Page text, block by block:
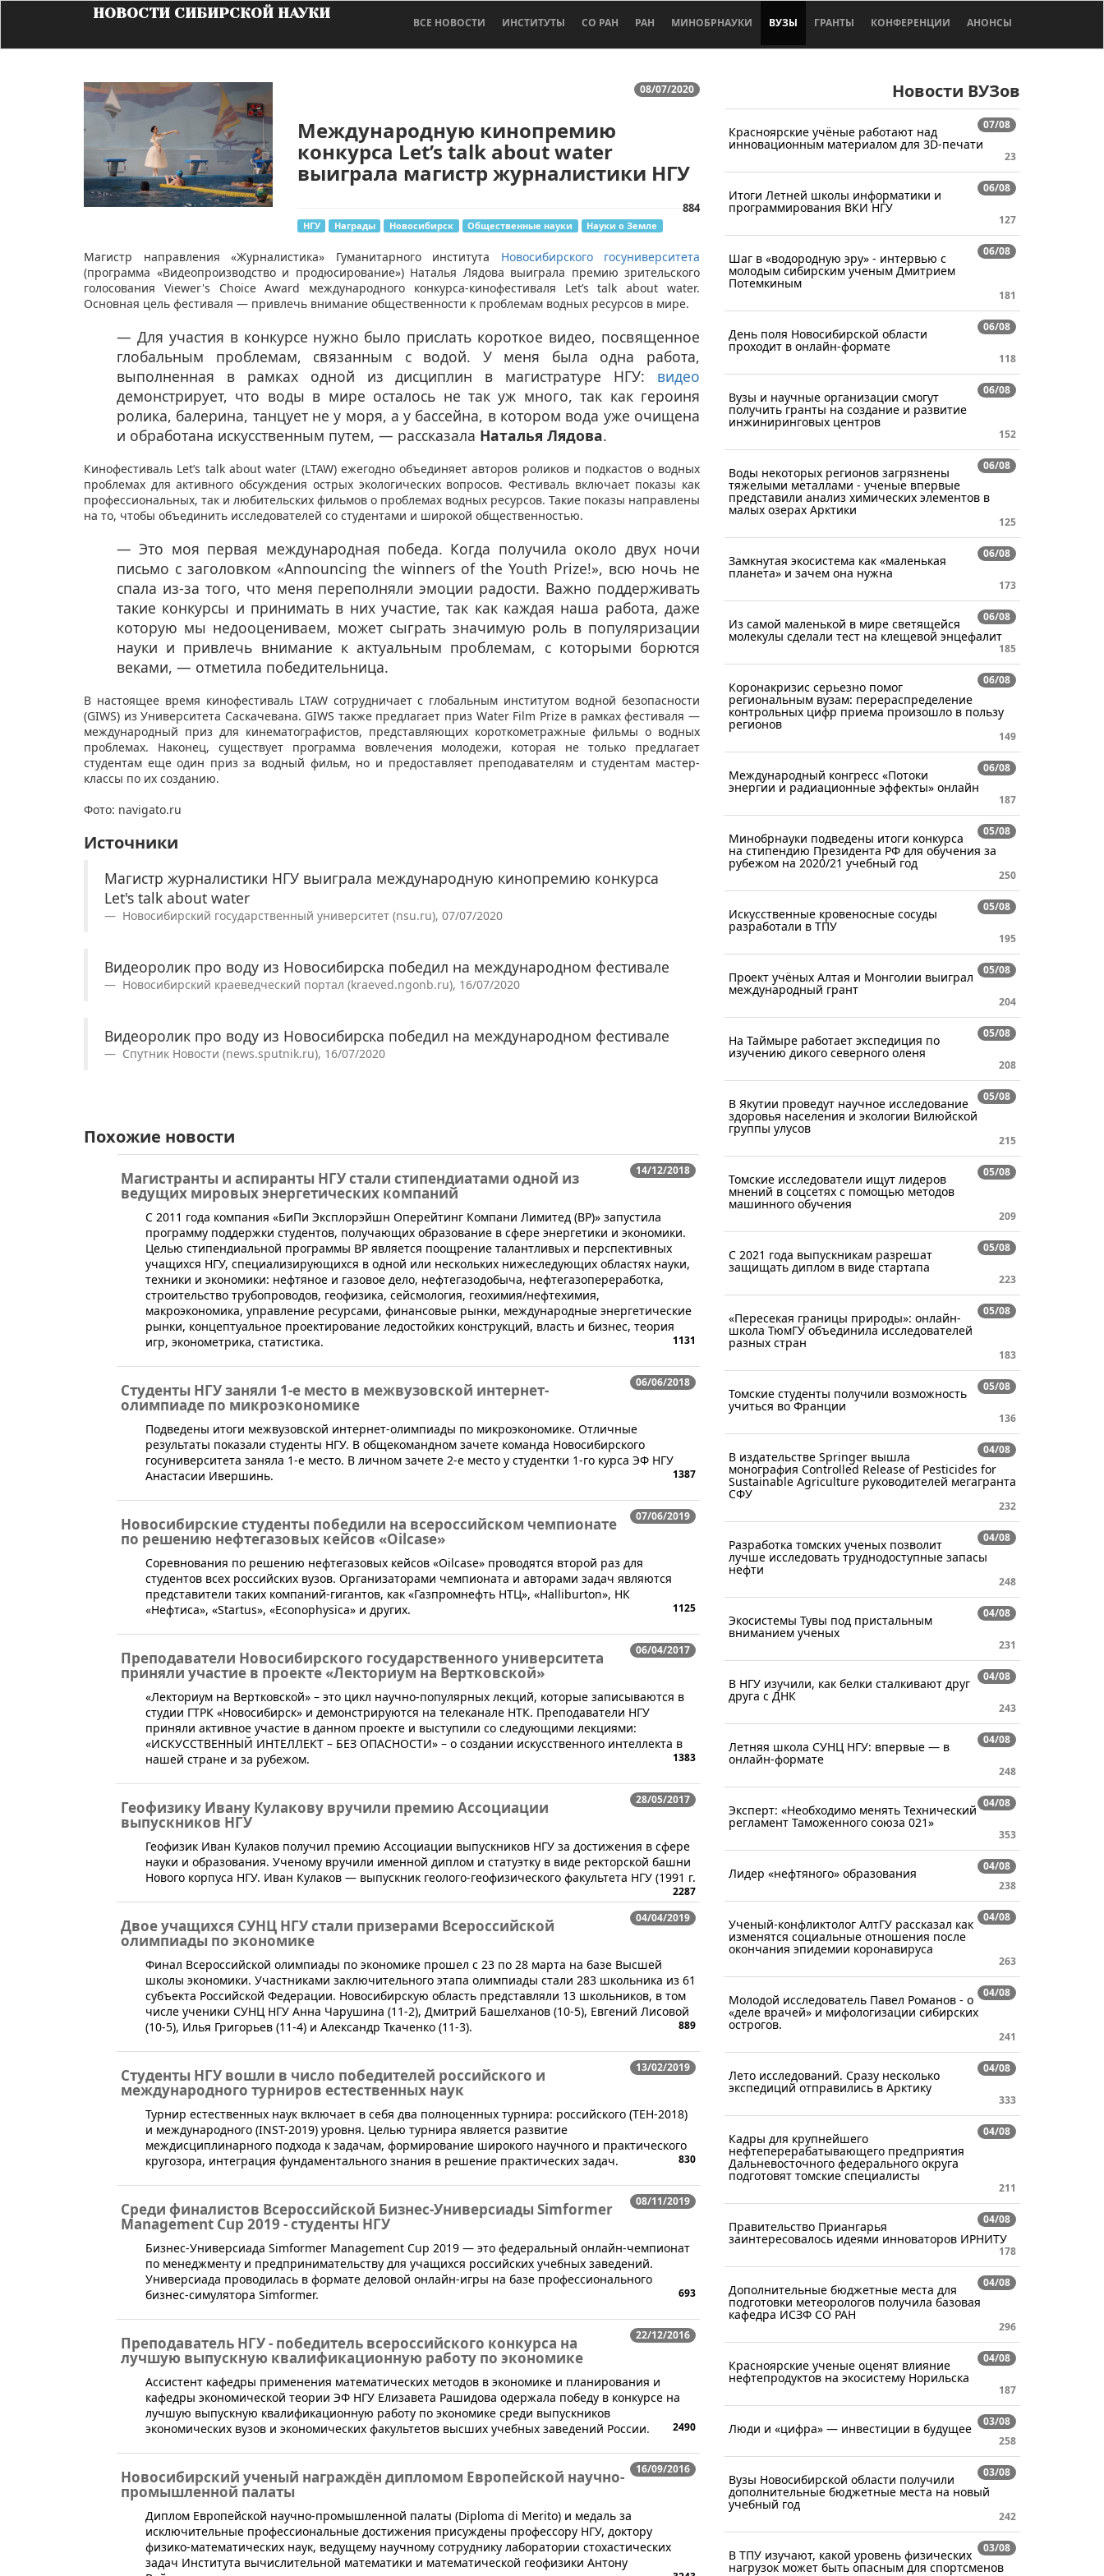
НОВОСТИ СИБИРСКОЙ НАУКИ
ВСЕ НОВОСТИ ИНСТИТУТЫ СО РАН РАН МИНОБРНАУКИ ВУЗЫ ГРАНТЫ КОНФЕРЕНЦИИ АНОНСЫ
08/07/2020
Международную кинопремию
конкурса Let’s talk about water
выиграла магистр журналистики НГУ
884
НГУ Награды Новосибирск Общественные науки Науки о Земле
​Магистр направления «Журналистика» Гуманитарного института Новосибирского госуниверситета​
(программа «Видеопроизводство и продюсирование») Наталья Лядова выиграла премию зрительского
голосования Viewer's Choice Award международного конкурса-кинофестиваля Let’s talk about water.
Основная цель фестиваля — привлечь внимание общественности к проблемам водных ресурсов в мире. ​​
— Для участия в конкурсе нужно было прислать короткое видео, посвященное
глобальным проблемам, связанным с водой. У меня была одна работа,
выполненная в рамках одной из дисциплин в магистратуре НГУ: видео
демонстрирует, что воды в мире осталось не так уж много, так как героиня
ролика, балерина, танцует не у моря, а у бассейна, в котором вода уже очищена
и обработана искусственным путем, — рассказала Наталья Лядова.
Кинофестиваль Let’s talk about water (LTAW) ежегодно объединяет авторов роликов и подкастов о водных
проблемах для активного обсуждения острых экологических вопросов. Фестиваль включает показы как
профессиональных, так и любительских фильмов о проблемах водных ресурсов. Такие показы направлены
на то, чтобы объединить исследователей со студентами и широкой общественностью.
— Это моя первая международная победа. Когда получила около двух ночи
письмо с заголовком «Announcing the winners of the Youth Prize!», всю ночь не
спала из-за того, что меня переполняли эмоции радости. Важно поддерживать
такие конкурсы и принимать в них участие, так как каждая наша работа, даже
которую мы недооцениваем, может сыграть значимую роль в популяризации
науки и привлечь внимание к актуальным проблемам, с которыми борются
веками, — отметила победительница.
В настоящее время кинофестиваль LTAW сотрудничает с глобальным институтом водной безопасности
(GIWS) из Университета Саскачевана. GIWS также предлагает приз Water Film Prize в рамках фестиваля —
международный приз для кинематографистов, представляющих короткометражные фильмы о водных
проблемах. Наконец, существует программа вовлечения молодежи, которая не только предлагает
студентам еще один приз за водный фильм, но и предоставляет преподавателям и студентам мастер-
классы по их созданию.
Фото: navigato.ru​
Источники
Магистр журналистики НГУ выиграла международную кинопремию конкурса
Let's talk about water
Новосибирский государственный университет (nsu.ru), 07/07/2020
Видеоролик про воду из Новосибирска победил на международном фестивале
Новосибирский краеведческий портал (kraeved.ngonb.ru), 16/07/2020
Видеоролик про воду из Новосибирска победил на международном фестивале
Спутник Новости (news.sputnik.ru), 16/07/2020
Похожие новости
14/12/2018
Магистранты и аспиранты НГУ стали стипендиатами одной из
ведущих мировых энергетических компаний
​С 2011 года компания «БиПи Эксплорэйшн Оперейтинг Компани Лимитед (BP)» запустила
программу поддержки студентов, получающих образование в сфере энергетики и экономики.
Целью стипендиальной программы BP является поощрение талантливых и перспективных
учащихся НГУ, специализирующихся в одной или нескольких нижеследующих областях науки,
техники и экономики: нефтяное и газовое дело, нефтегазодобыча, нефтегазопереработка,
строительство трубопроводов, геофизика, сейсмология, геохимия/нефтехимия,
макроэкономика, управление ресурсами, финансовые рынки, международные энергетические
рынки, концептуальное проектирование ледостойких конструкций, власть и бизнес, теория
игр, эконометрика, статистика.
1131
06/06/2018
Студенты НГУ заняли 1-е место в межвузовской интернет-
олимпиаде по микроэкономике
​Подведены итоги межвузовской интернет-олимпиады по микроэкономике. Отличные
результаты показали студенты НГУ. В общекомандном зачете команда Новосибирского
госуниверситета заняла 1-е место. В личном зачете 2-е место у студентки 1-го курса ЭФ НГУ
Анастасии Ивершинь.
1387
07/06/2019
Новосибирские студенты победили на всероссийском чемпионате
по решению нефтегазовых кейсов «Oilcase»
​​Соревнования по решению нефтегазовых кейсов «Oilcase» проводятся второй раз для
студентов всех российских вузов. Организаторами чемпионата и авторами задач являются
представители таких компаний-гигантов, как «Газпромнефть НТЦ», «Halliburton», НК
«Нефтиса», «Startus», «Econophysica» и других.
1125
06/04/2017
Преподаватели Новосибирского государственного университета
приняли участие в проекте «Лекториум на Вертковской»
«Лекториум на Вертковской» – это цикл научно-популярных лекций, которые записываются в
студии ГТРК «Новосибирск» и демонстрируются на телеканале НТК. Преподаватели НГУ
приняли активное участие в данном проекте и выступили со следующими лекциями:
«ИСКУССТВЕННЫЙ ИНТЕЛЛЕКТ – БЕЗ ОПАСНОСТИ» – о создании искусственного интеллекта в
нашей стране и за рубежом.
1383
28/05/2017
Геофизику Ивану Кулакову вручили премию Ассоциации
выпускников НГУ
​Геофизик Иван Кулаков​ получил премию Ассоциации выпускников НГУ за достижения в сфере
науки и образования. Ученому вручили именной диплом и статуэтку в виде ректорской башни
Нового корпуса НГУ. ​Иван Кулаков ― выпускник геолого-геофизического факультета НГУ (1991 г.
2287
04/04/2019
Двое учащихся СУНЦ НГУ стали призерами Всероссийской
олимпиады по экономике
​Финал Всероссийской олимпиады по экономике прошел с 23 по 28 марта на базе Высшей
школы экономики. Участниками заключительного этапа олимпиады стали 283 школьника из 61
субъекта Российской Федерации. Новосибирскую область представляли 13 школьников, в том
числе ученики СУНЦ НГУ Анна Чарушина (11-2), Дмитрий Башелханов (10-5), Евгений Лисовой
(10-5), Илья Григорьев (11-4) и Александр Ткаченко (11-3).
889
13/02/2019
Студенты НГУ вошли в число победителей российского и
международного турниров естественных наук
​Турнир естественных наук включает в себя два полноценных турнира: российского (ТЕН-2018)
и международного (INST-2019) уровня. Целью турнира является развитие
междисциплинарного подхода к задачам, формирование широкого научного и практического
кругозора, интеграция фундаментального знания в решение практических задач.
830
08/11/2019
Среди финалистов Всероссийской Бизнес-Универсиады Simformer
Management Cup 2019 - студенты НГУ
Бизнес-Универсиада Simformer Management Cup 2019 — это федеральный онлайн-чемпионат
по менеджменту и предпринимательству для учащихся российских учебных заведений.
Универсиада проводилась в формате деловой онлайн-игры на базе профессионального
бизнес-симулятора Simformer.
693
22/12/2016
Преподаватель НГУ - победитель всероссийского конкурса на
лучшую выпускную квалификационную работу по экономике
Ассистент кафедры применения математических методов в экономике и планирования и
кафедры экономической теории ЭФ НГУ Елизавета Рашидова одержала победу в конкурсе на
лучшую выпускную квалификационную работу по экономике среди выпускников
экономических вузов и экономических факультетов высших учебных заведений России.
2490
16/09/2016
Новосибирский ученый награждён дипломом Европейской научно-
промышленной палаты
​Диплом Европейской научно-промышленной палаты (Diploma di Merito) и медаль за
исключительные профессиональные достижения присуждены профессору НГУ, доктору
физико-математических наук, ведущему научному сотруднику лаборатории стохастических
задач Института вычислительной математики и математической геофизики Антону
Новости ВУЗов
07/08
Красноярские учёные работают над
инновационным материалом для 3D-печати
23
06/08
Итоги Летней школы информатики и
программирования ВКИ НГУ
127
06/08
Шаг в «водородную эру» - интервью с
молодым сибирским ученым Дмитрием
Потемкиным
181
06/08
День поля Новосибирской области
проходит в онлайн-формате
118
06/08
Вузы и научные организации смогут
получить гранты на создание и развитие
инжиниринговых центров
152
06/08
Воды некоторых регионов загрязнены
тяжелыми металлами - ученые впервые
представили анализ химических элементов в
малых озерах Арктики
125
06/08
Замкнутая экосистема как «маленькая
планета» и зачем она нужна
173
06/08
Из самой маленькой в мире светящейся
молекулы сделали тест на клещевой энцефалит
185
06/08
Коронакризис серьезно помог
региональным вузам: перераспределение
контрольных цифр приема произошло в пользу
регионов
149
06/08
Международный конгресс «Потоки
энергии и радиационные эффекты» онлайн
187
05/08
Минобрнауки подведены итоги конкурса
на стипендию Президента РФ для обучения за
рубежом на 2020/21 учебный год
250
05/08
Искусственные кровеносные сосуды
разработали в ТПУ
195
05/08
Проект учёных Алтая и Монголии выиграл
международный грант
204
05/08
На Таймыре работает экспедиция по
изучению дикого северного оленя
208
05/08
В Якутии проведут научное исследование
здоровья населения и экологии Вилюйской
группы улусов
215
05/08
Томские исследователи ищут лидеров
мнений в соцсетях с помощью методов
машинного обучения
209
05/08
С 2021 года выпускникам разрешат
защищать диплом в виде стартапа
223
05/08
«Пересекая границы природы»: онлайн-
школа ТюмГУ объединила исследователей
разных стран
183
05/08
Томские студенты получили возможность
учиться во Франции
136
04/08
В издательстве Springer вышла
монография Controlled Release of Pesticides for
Sustainable Agriculture руководителей мегагранта
СФУ
232
04/08
Разработка томских ученых позволит
лучше исследовать труднодоступные запасы
нефти
248
04/08
Экосистемы Тувы под пристальным
вниманием ученых
231
04/08
В НГУ изучили, как белки сталкивают друг
друга с ДНК
243
04/08
Летняя школа СУНЦ НГУ: впервые — в
онлайн-формате
248
04/08
Эксперт: «Необходимо менять Технический
регламент Таможенного союза 021»
353
04/08
Лидер «нефтяного» образования
238
04/08
Ученый-конфликтолог АлтГУ рассказал как
изменятся социальные отношения после
окончания эпидемии коронавируса
263
04/08
Молодой исследователь Павел Романов - о
«деле врачей» и мифологизации сибирских
острогов.
241
04/08
Лето исследований. Сразу несколько
экспедиций отправились в Арктику
333
04/08
Кадры для крупнейшего
нефтеперерабатывающего предприятия
Дальневосточного федерального округа
подготовят томские специалисты
211
04/08
Правительство Приангарья
заинтересовалось идеями инноваторов ИРНИТУ
178
04/08
Дополнительные бюджетные места для
подготовки метеорологов получила базовая
кафедра ИСЗФ СО РАН
296
04/08
Красноярские ученые оценят влияние
нефтепродуктов на экосистему Норильска
187
03/08
Люди и «цифра» — инвестиции в будущее
258
03/08
Вузы Новосибирской области получили
дополнительные бюджетные места на новый
учебный год
242
03/08
В ТПУ изучают, какой уровень физических
нагрузок может быть опасным для спортсменов